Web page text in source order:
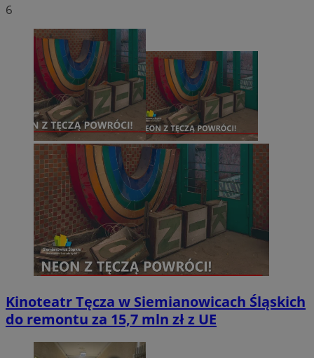
6
Kinoteatr Tęcza w Siemianowicach Śląskich
do remontu za 15,7 mln zł z UE